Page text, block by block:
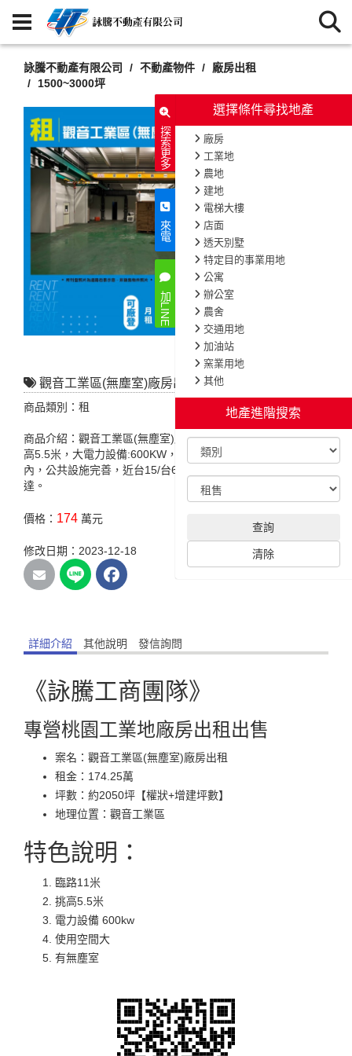
選擇條件尋找地產
廠房
工業地
農地
建地
電梯大樓
店面
透天別墅
特定目的事業用地
公寓
辦公室
農舍
交通用地
加油站
窯業用地
其他
地產進階搜索
查詢
清除
探索更多
來電
加LINE
詠騰不動產有限公司 不動產物件
廠房出租
1500~3000坪
觀音工業區(無塵室)廠房出租
商品類別：租
商品介紹：觀音工業區(無塵室)廠房出租，臨11米路，廠區挑
高5.5米，大電力設備:600KW，備有無塵室空間，正工業區
內，公共設施完善，近台15/台61快速道路，交通便捷，四通八
達。
價格： 174 萬元
修改日期：2023-12-18
詳細介紹 其他說明 發信詢問
《詠騰工商團隊》
專營桃園工業地廠房出租出售
案名：觀音工業區(無塵室)廠房出租
租金：174.25萬
坪數：約2050坪【權狀+增建坪數】
地理位置：觀音工業區
特色說明：
臨路11米
挑高5.5米
電力設備 600kw
使用空間大
有無塵室